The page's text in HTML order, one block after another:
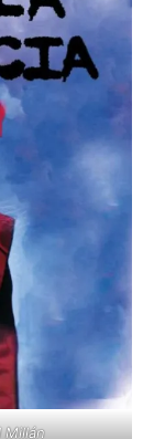
Millán